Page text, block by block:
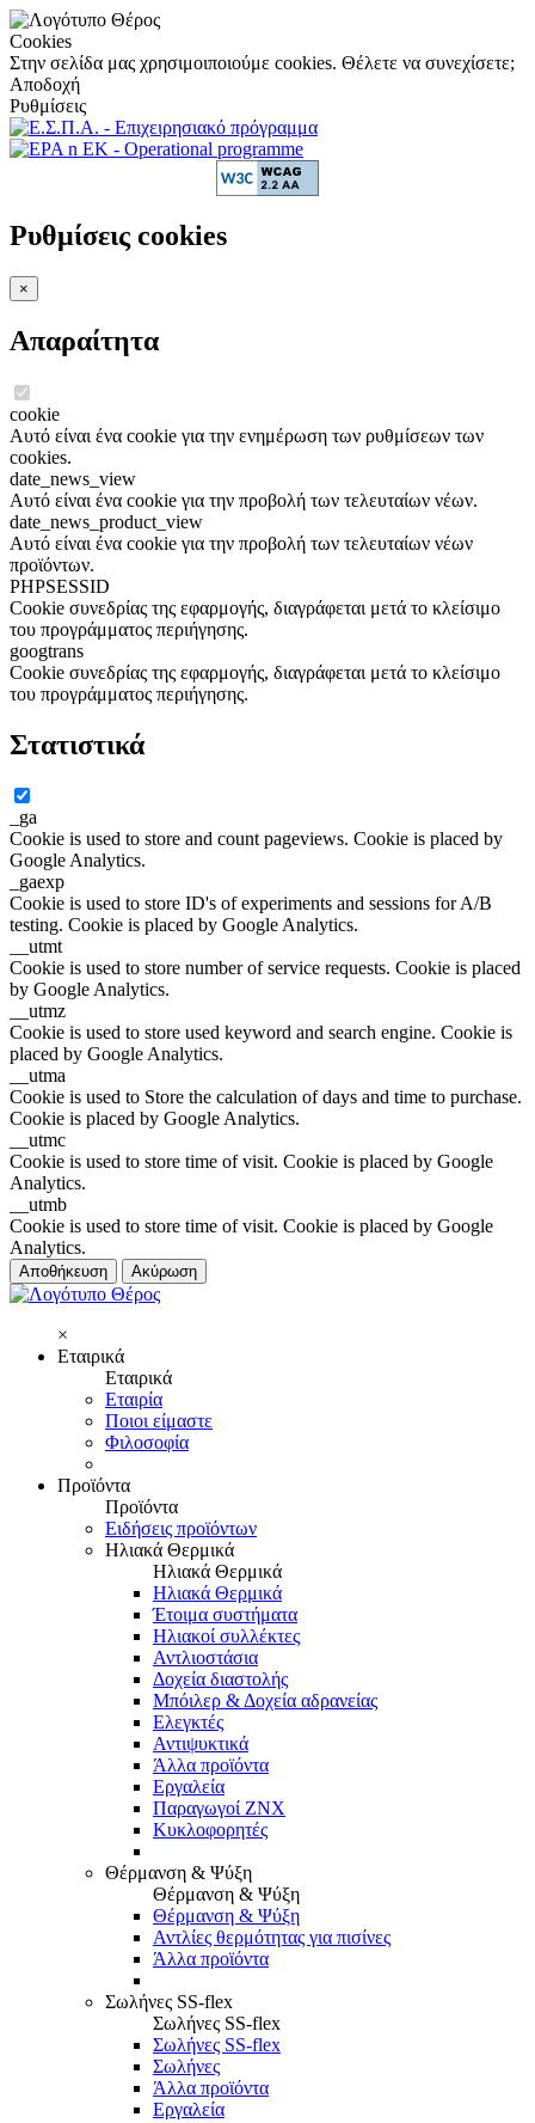
Cookies
Στην σελίδα μας χρησιμοιποιούμε cookies. Θέλετε να συνεχίσετε;
Αποδοχή
Ρυθμίσεις
Ρυθμίσεις cookies
×
Απαραίτητα
cookie
Αυτό είναι ένα cookie για την ενημέρωση των ρυθμίσεων των
cookies.
date_news_view
Αυτό είναι ένα cookie για την προβολή των τελευταίων νέων.
date_news_product_view
Αυτό είναι ένα cookie για την προβολή των τελευταίων νέων
προϊόντων.
PHPSESSID
Cookie συνεδρίας της εφαρμογής, διαγράφεται μετά το κλείσιμο
του προγράμματος περιήγησης.
googtrans
Cookie συνεδρίας της εφαρμογής, διαγράφεται μετά το κλείσιμο
του προγράμματος περιήγησης.
Στατιστικά
_ga
Cookie is used to store and count pageviews. Cookie is placed by
Google Analytics.
_gaexp
Cookie is used to store ID's of experiments and sessions for A/B
testing. Cookie is placed by Google Analytics.
__utmt
Cookie is used to store number of service requests. Cookie is placed
by Google Analytics.
__utmz
Cookie is used to store used keyword and search engine. Cookie is
placed by Google Analytics.
__utma
Cookie is used to Store the calculation of days and time to purchase.
Cookie is placed by Google Analytics.
__utmc
Cookie is used to store time of visit. Cookie is placed by Google
Analytics.
__utmb
Cookie is used to store time of visit. Cookie is placed by Google
Analytics.
Αποθήκευση Ακύρωση
×
Εταιρικά
Εταιρικά
Εταιρία
Ποιοι είμαστε
Φιλοσοφία
Προϊόντα
Προϊόντα
Ειδήσεις προϊόντων
Ηλιακά Θερμικά
Ηλιακά Θερμικά
Ηλιακά Θερμικά
Έτοιμα συστήματα
Ηλιακοί συλλέκτες
Αντλιοστάσια
Δοχεία διαστολής
Μπόιλερ & Δοχεία αδρανείας
Ελεγκτές
Αντιψυκτικά
Άλλα προϊόντα
Εργαλεία
Παραγωγοί ΖΝΧ
Κυκλοφορητές
Θέρμανση & Ψύξη
Θέρμανση & Ψύξη
Θέρμανση & Ψύξη
Αντλίες θερμότητας για πισίνες
Άλλα προϊόντα
Σωλήνες SS-flex
Σωλήνες SS-flex
Σωλήνες SS-flex
Σωλήνες
Άλλα προϊόντα
Εργαλεία